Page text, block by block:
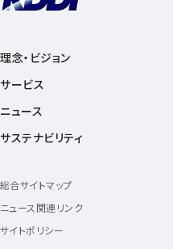
理念・ビジョン
サービス
ニュース
サステナビリティ
総合サイトマップ
ニュース関連リンク
サイトポリシー